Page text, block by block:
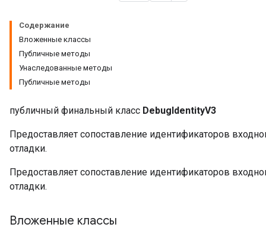
Содержание
Вложенные классы
Публичные методы
Унаследованные методы
Публичные методы
публичный финальный класс DebugIdentityV3
Предоставляет сопоставление идентификаторов
отладки.
Предоставляет сопоставление идентификаторов
отладки.
Вложенные классы